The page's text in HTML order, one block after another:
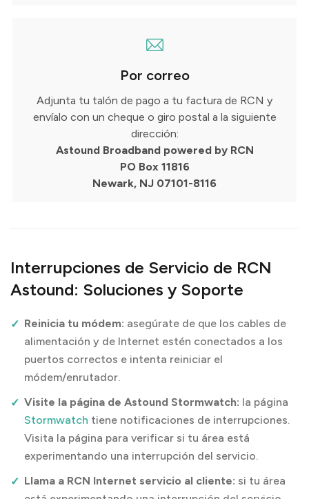
Por correo
Adjunta tu talón de pago a tu factura de RCN y
envíalo con un cheque o giro postal a la siguiente
dirección:
Astound Broadband powered by RCN
PO Box 11816
Newark, NJ 07101-8116
Interrupciones de Servicio de RCN
Astound: Soluciones y Soporte
Reinicia tu módem: asegúrate de que los cables de
alimentación y de Internet estén conectados a los
puertos correctos e intenta reiniciar el
módem/enrutador.
Visite la página de Astound Stormwatch: la página
Stormwatch tiene notificaciones de interrupciones.
Visita la página para verificar si tu área está
experimentando una interrupción del servicio.
Llama a RCN Internet servicio al cliente: si tu área